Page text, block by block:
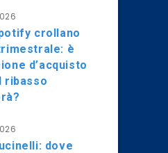
crollano
è
d’acquisto
ribasso
dove